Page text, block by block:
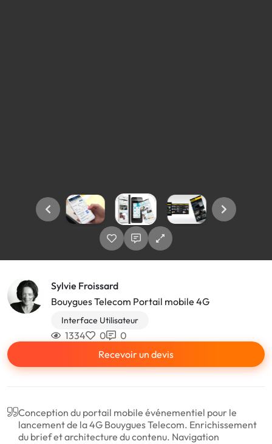
Sylvie Froissard
Bouygues Telecom Portail mobile 4G
Interface Utilisateur
1334 0
0
Recevoir un devis
Conception du portail mobile événementiel pour le
lancement de la 4G Bouygues Telecom. Enrichissement
du brief et architecture du contenu. Navigation